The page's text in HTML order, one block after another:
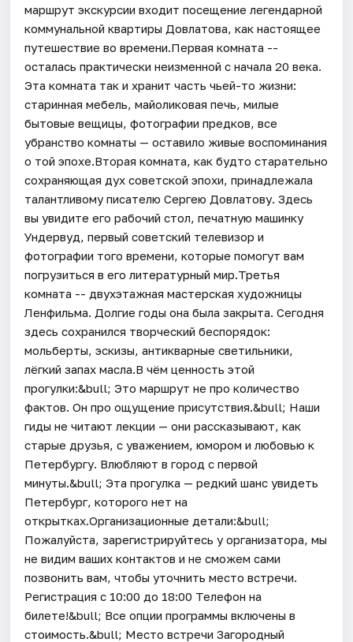
маршрут экскурсии входит посещение легендарной
коммунальной квартиры Довлатова, как настоящее
путешествие во времени.Первая комната --
осталась практически неизменной с начала 20 века.
Эта комната так и хранит часть чьей-то жизни:
старинная мебель, майоликовая печь, милые
бытовые вещицы, фотографии предков, все
убранство комнаты — оставило живые воспоминания
о той эпохе.Вторая комната, как будто старательно
сохраняющая дух советской эпохи, принадлежала
талантливому писателю Сергею Довлатову. Здесь
вы увидите его рабочий стол, печатную машинку
Ундервуд, первый советский телевизор и
фотографии того времени, которые помогут вам
погрузиться в его литературный мир.Третья
комната -- двухэтажная мастерская художницы
Ленфильма. Долгие годы она была закрыта. Сегодня
здесь сохранился творческий беспорядок:
мольберты, эскизы, антикварные светильники,
лёгкий запах масла.В чём ценность этой
прогулки:&bull; Это маршрут не про количество
фактов. Он про ощущение присутствия.&bull; Наши
гиды не читают лекции — они рассказывают, как
старые друзья, с уважением, юмором и любовью к
Петербургу. Влюбляют в город с первой
минуты.&bull; Эта прогулка — редкий шанс увидеть
Петербург, которого нет на
открытках.Организационные детали:&bull;
Пожалуйста, зарегистрируйтесь у организатора, мы
не видим ваших контактов и не сможем сами
позвонить вам, чтобы уточнить место встречи.
Регистрация c 10:00 до 18:00 Телефон на
билете!&bull; Все опции программы включены в
стоимость.&bull; Место встречи Загородный